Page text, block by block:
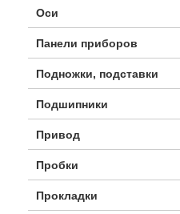
Оси
Панели приборов
Подножки, подставки
Подшипники
Привод
Пробки
Прокладки